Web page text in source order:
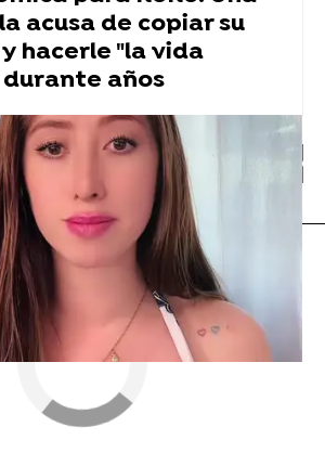
acusa de copiar su
hacerle "la vida
años
TheGrefg Ibai Llanos